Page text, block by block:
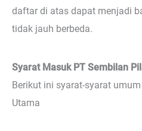
daftar di atas dapat menjadi
tidak jauh berbeda.
Syarat Masuk PT Sembilan
Berikut ini syarat-syarat
Utama